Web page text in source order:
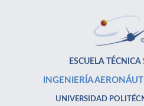
ESCUELA TÉCNICA
INGENIERÍA
UNIVERSIDAD